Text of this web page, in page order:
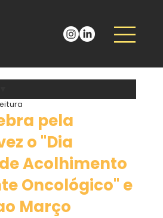
pela
o "Dia
Acolhimento
Oncológico" e
Março